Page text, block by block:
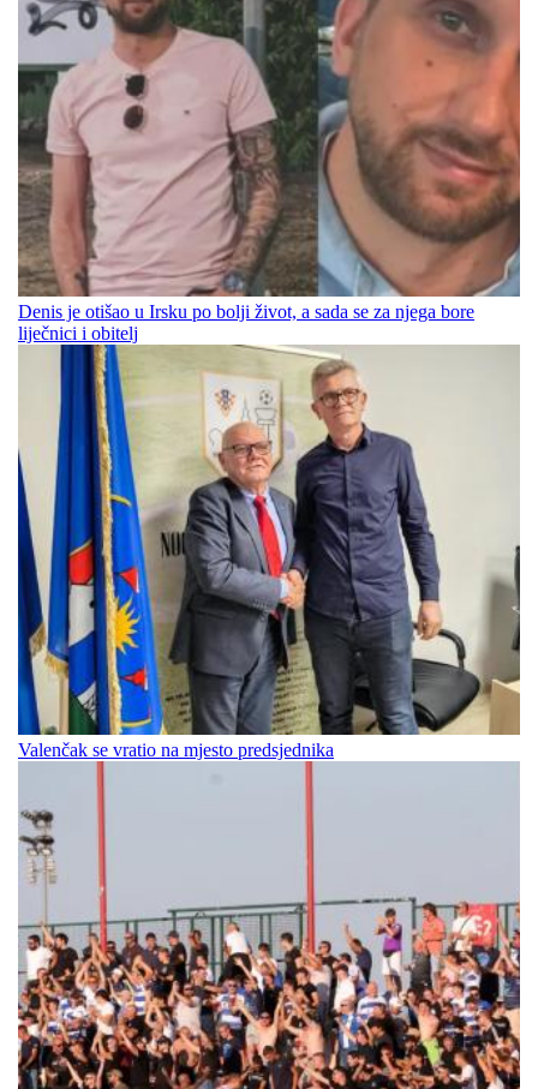
Denis je otišao u Irsku po bolji život, a sada se za njega bore
liječnici i obitelj
Valenčak se vratio na mjesto predsjednika